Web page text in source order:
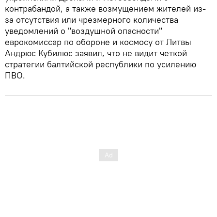
контрабандой, а также возмущением жителей из-
за отсутствия или чрезмерного количества
уведомлений о "воздушной опасности"
еврокомиссар по обороне и космосу от Литвы
Андрюс Кубилюс заявил, что не видит четкой
стратегии балтийской республики по усилению
ПВО.